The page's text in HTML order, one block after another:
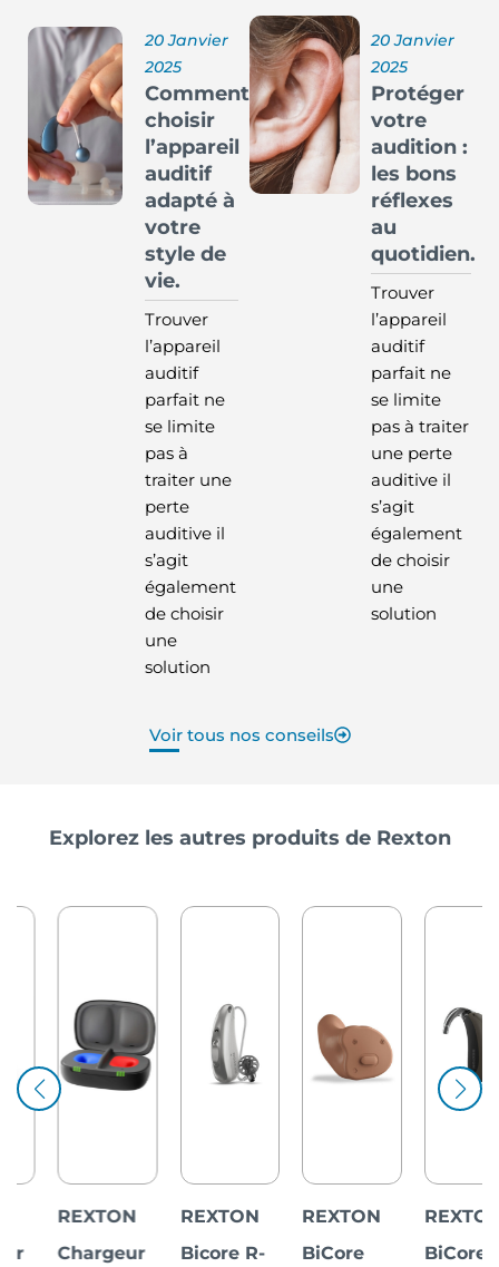
20 Janvier
2025
Comment
choisir
l’appareil
auditif
adapté à
votre
style de
vie.
Trouver
l’appareil
auditif
parfait ne
se limite
pas à
traiter une
perte
auditive il
s’agit
également
de choisir
une
solution
20 Janvier
2025
Protéger
votre
audition :
les bons
réflexes
au
quotidien.
Trouver
l’appareil
auditif
parfait ne
se limite
pas à traiter
une perte
auditive il
s’agit
également
de choisir
une
solution
Voir tous nos conseils
Explorez les autres produits de Rexton
REXTON
Chargeur
REXTON
Bicore R-
REXTON
BiCore
REXTON
BiCore